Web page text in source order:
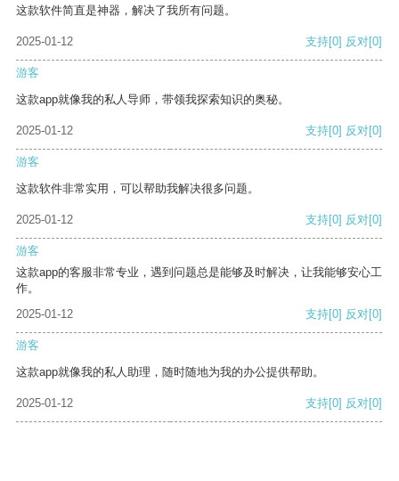
这款软件简直是神器，解决了我所有问题。
2025-01-12 支持[0] 反对[0]
游客
这款app就像我的私人导师，带领我探索知识的奥秘。
2025-01-12 支持[0] 反对[0]
游客
这款软件非常实用，可以帮助我解决很多问题。
2025-01-12 支持[0] 反对[0]
游客
这款app的客服非常专业，遇到问题总是能够及时解决，让我能够安心工
作。
2025-01-12
支持[0] 反对[0]
游客
这款app就像我的私人助理，随时随地为我的办公提供帮助。
2025-01-12 支持[0] 反对[0]